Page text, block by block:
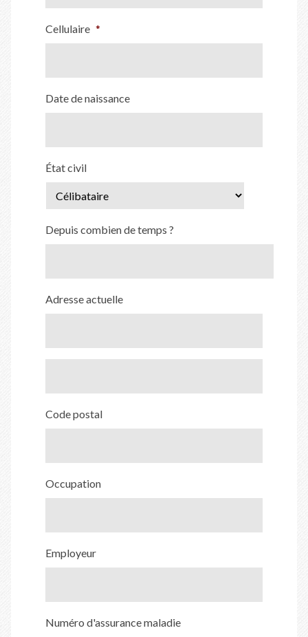
Cellulaire *
Date de naissance
État civil
Depuis combien de temps ?
Adresse actuelle
Code postal
Occupation
Employeur
Numéro d'assurance maladie